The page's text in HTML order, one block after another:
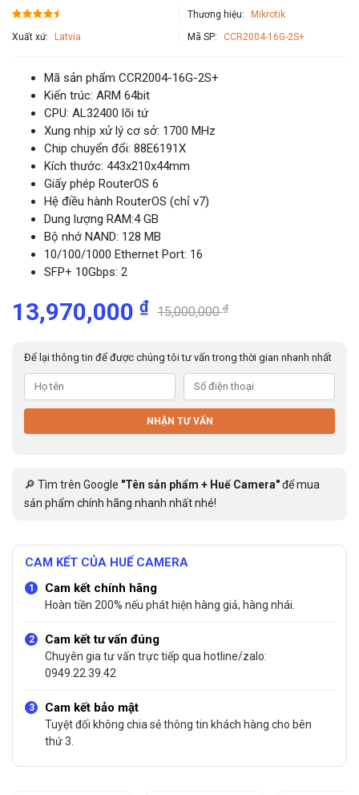
Thương hiệu: Mikrotik
Xuất xứ: Latvia Mã SP: CCR2004-16G-2S+
Mã sản phẩm CCR2004-16G-2S+
Kiến ​​​​trúc: ARM 64bit
CPU: AL32400 lõi tứ
Xung nhịp xử lý cơ sở: 1700 MHz
Chip chuyển đổi: 88E6191X
Kích thước: 443x210x44mm
Giấy phép RouterOS 6
Hệ điều hành RouterOS (chỉ v7)
Dung lượng RAM:4 GB
Bộ nhớ NAND: 128 MB
10/100/1000 Ethernet Port: 16
SFP+ 10Gbps: 2
13,970,000 ₫ 15,000,000₫
Để lại thông tin để được chúng tôi tư vấn trong thời gian nhanh nhất
NHẬN TƯ VẤN
🔎 Tìm trên Google "Tên sản phẩm + Huế Camera"để mua
sản phẩm chính hãng nhanh nhất nhé!
CAM KẾT CỦA HUẾ CAMERA
Cam kết chính hãng
Hoàn tiền 200% nếu phát hiện hàng giả, hàng nhái.
Cam kết tư vấn đúng
Chuyên gia tư vấn trực tiếp qua hotline/zalo:
0949.22.39.42
Cam kết bảo mật
Tuyệt đối không chia sẻ thông tin khách hàng cho bên
thứ 3.